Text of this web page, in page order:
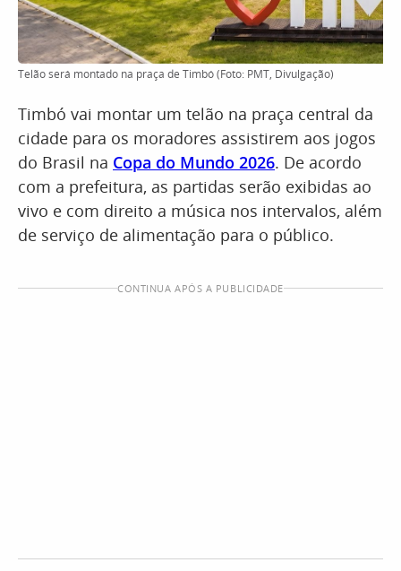
Telão será montado na praça de Timbó (Foto: PMT, Divulgação)
Timbó vai montar um telão na praça central da
cidade para os moradores assistirem aos jogos
do Brasil na Copa do Mundo 2026. De acordo
com a prefeitura, as partidas serão exibidas ao
vivo e com direito a música nos intervalos, além
de serviço de alimentação para o público.
CONTINUA APÓS A PUBLICIDADE